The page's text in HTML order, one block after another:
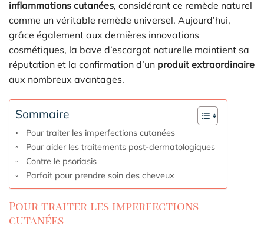
inflammations cutanées, considérant ce remède naturel
comme un véritable remède universel. Aujourd’hui,
grâce également aux dernières innovations
cosmétiques, la bave d’escargot naturelle maintient sa
réputation et la confirmation d’un produit extraordinaire
aux nombreux avantages.
Sommaire
Pour traiter les imperfections cutanées
Pour aider les traitements post-dermatologiques
Contre le psoriasis
Parfait pour prendre soin des cheveux
Pour traiter les imperfections
cutanées